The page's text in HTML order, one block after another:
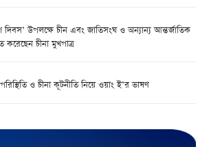
দিবস’ উপলক্ষে চীন এবং জাতিসংঘ ও অন্যান্য আন্তর্জাতিক
করেছেন চীনা মুখপাত্র